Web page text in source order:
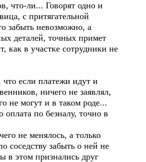
что-ли... Говорят одно и
с притягательной
забыть невозможно, а
деталей, точных примет
как в участке сотрудники не
что если платежи идут и
ничего не заявлял,
не могут и в таком роде...
оплата по безналу, точно в
не менялось, а только
соседству забыть о ней не
в этом признались друг